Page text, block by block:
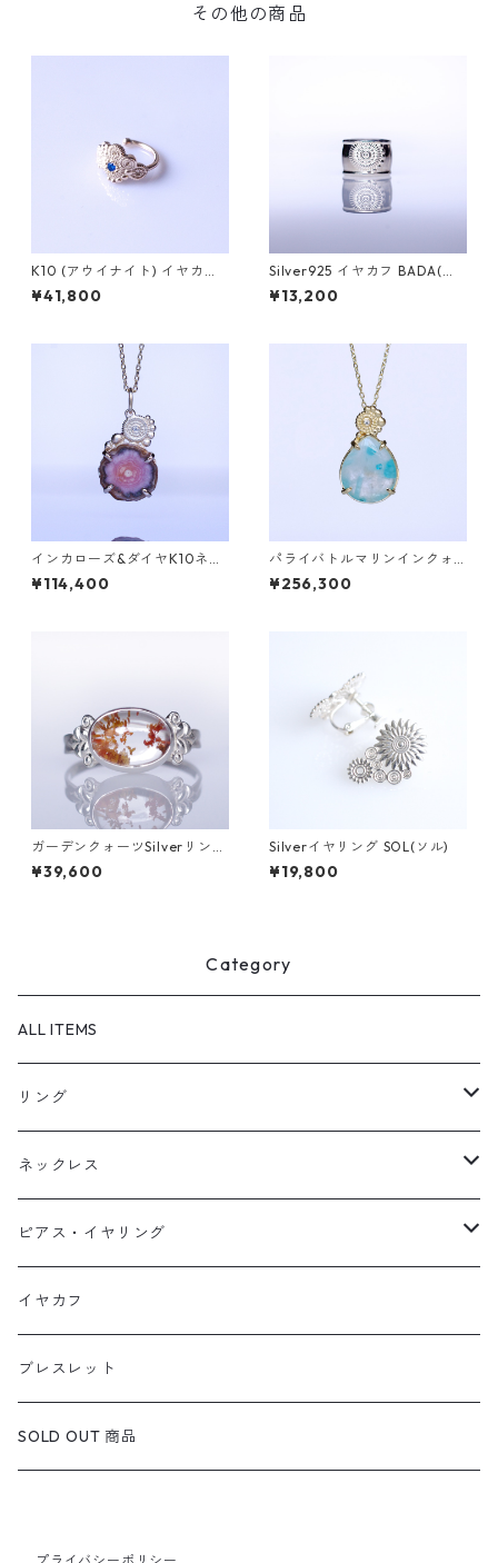
その他の商品
K10 (アウイナイト) イヤカフ
PLANTA（プランタ）
¥41,800
Silver925 イヤカフ BADA(バ
ダ)
¥13,200
インカローズ&ダイヤK10ネッ
クレス ONK(オンク) [O003]
¥114,400
パライバトルマリンインクォ
ーツ＆ダイヤ K18ネックレス
【DAHMAF】 (ダマフ) [D018]
¥256,300
ガーデンクォーツSilverリング
LINDEN(リンデン）[L009]
¥39,600
Silverイヤリング SOL(ソル)
¥19,800
Category
ALL ITEMS
リング
天然石1点ものリング【Gold】（在庫ありのみ絞込）
天然石1点ものリング【Silver】（在庫ありのみ絞込）
定番リング
ネックレス
天然石1点ものネックレス（在庫ありのみ絞込）
定番ネックレス
ピアス・イヤリング
天然石1点ものピアス（在庫ありのみ絞込）
定番ピアス/イヤリング
イヤカフ
ブレスレット
SOLD OUT 商品
プライバシーポリシー